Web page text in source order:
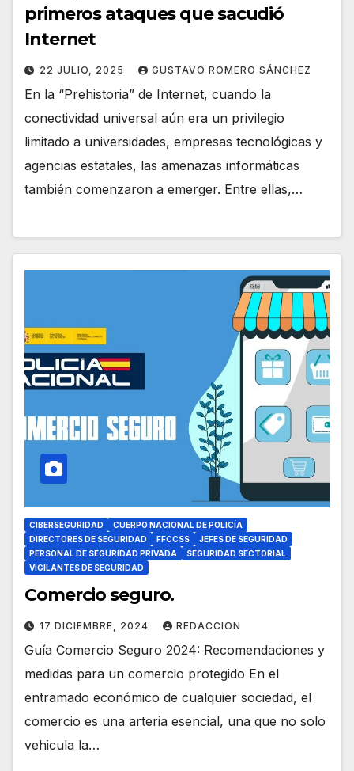
primeros ataques que sacudió
Internet
22 JULIO, 2025 GUSTAVO ROMERO SÁNCHEZ
En la “Prehistoria” de Internet, cuando la
conectividad universal aún era un privilegio
limitado a universidades, empresas tecnológicas y
agencias estatales, las amenazas informáticas
también comenzaron a emerger. Entre ellas,…
CIBERSEGURIDAD
CUERPO NACIONAL DE POLICÍA
DIRECTORES DE SEGURIDAD
FFCCSS
JEFES DE SEGURIDAD
PERSONAL DE SEGURIDAD PRIVADA
SEGURIDAD SECTORIAL
VIGILANTES DE SEGURIDAD
Comercio seguro.
17 DICIEMBRE, 2024 REDACCION
Guía Comercio Seguro 2024: Recomendaciones y
medidas para un comercio protegido En el
entramado económico de cualquier sociedad, el
comercio es una arteria esencial, una que no solo
vehicula la…